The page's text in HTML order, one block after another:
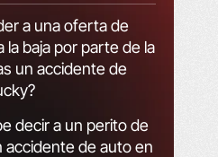
a una oferta de
la baja por parte de la
un accidente de
decir a un perito de
accidente de auto en